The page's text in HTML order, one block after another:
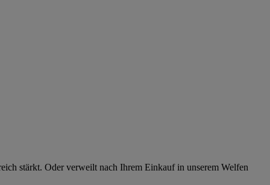
stärkt. Oder verweilt nach Ihrem Einkauf in unserem Welfen